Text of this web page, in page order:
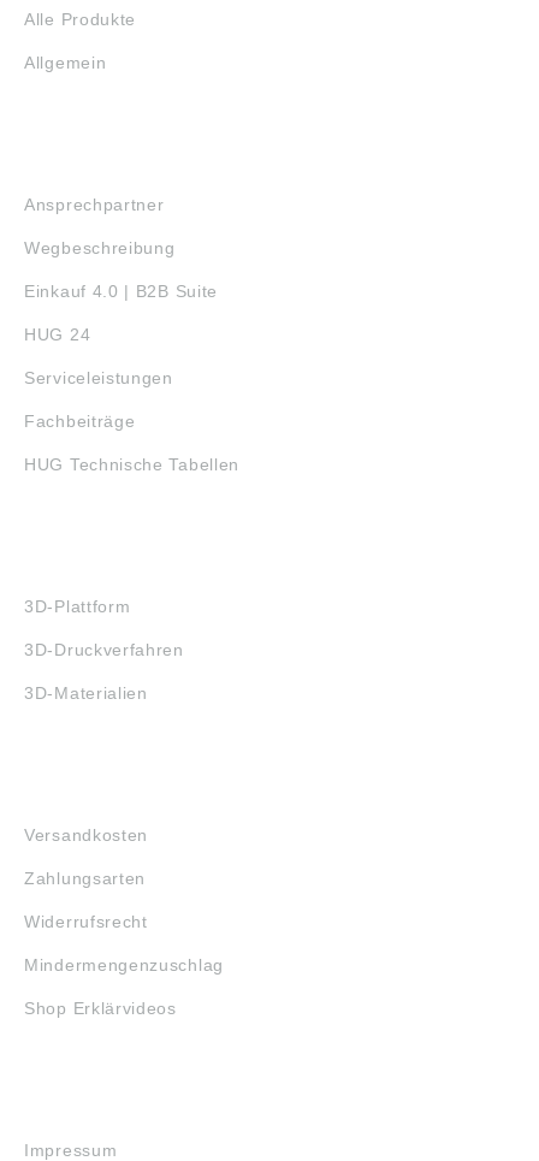
Alle Produkte
Allgemein
Ansprechpartner
Wegbeschreibung
Einkauf 4.0 | B2B Suite
HUG 24
Serviceleistungen
Fachbeiträge
HUG Technische Tabellen
3D-Plattform
3D-Druckverfahren
3D-Materialien
Versandkosten
Zahlungsarten
Widerrufsrecht
Mindermengenzuschlag
Shop Erklärvideos
Impressum